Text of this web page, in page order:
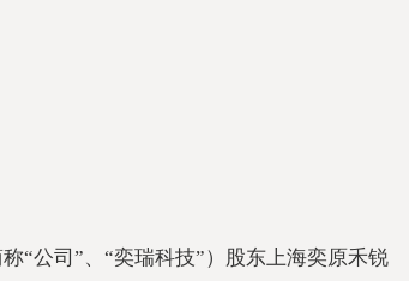
“公司”、“奕瑞科技”）股东上海奕原禾锐